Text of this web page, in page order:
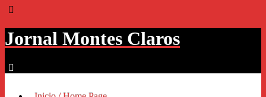
Jornal Montes Claros